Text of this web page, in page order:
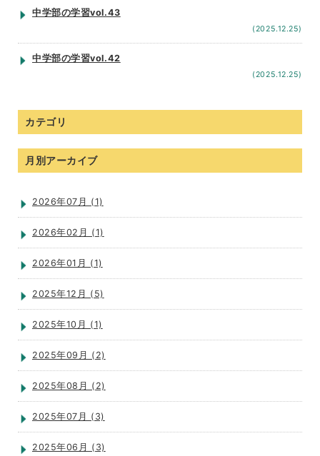
中学部の学習vol.43
(2025.12.25)
中学部の学習vol.42
(2025.12.25)
カテゴリ
月別アーカイブ
2026年07月 (1)
2026年02月 (1)
2026年01月 (1)
2025年12月 (5)
2025年10月 (1)
2025年09月 (2)
2025年08月 (2)
2025年07月 (3)
2025年06月 (3)